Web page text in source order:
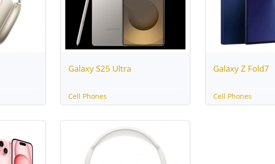
Galaxy S25 Ultra
Cell Phones
Galaxy Z Fold7
Cell Phones